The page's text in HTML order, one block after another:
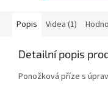
Popis Videa (1)
Detailní popis
Ponožková příze s